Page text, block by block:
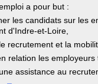
a pour but :
les candidats sur les
d'Indre-et-Loire,
recrutement et la
relation les employeurs
assistance au